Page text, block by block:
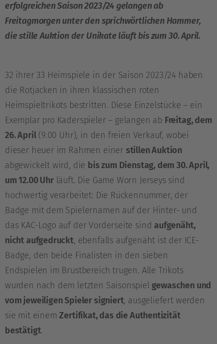
erfolgreichen Saison 2023/24 gelangen ab
Freitagmorgen unter den sprichwörtlichen Hammer,
die stille Auktion der Unikate läuft bis zum 30. April.
32 ihrer 33 Heimspiele in der Saison 2023/24 haben
die Rotjacken in ihren klassischen roten
Heimspieltrikots bestritten. Diese Einzelstücke – ein
Exemplar pro Kaderspieler – gelangen ab Freitag, dem
26. April(9.00 Uhr), in den freien Verkauf, wobei
dieser heuer im Rahmen einer stillen Auktion
abgewickelt wird, die bis zum Dienstag, dem 30. April,
um 12.00 Uhrläuft. Die Game Worn Jerseys sind
hochwertig verarbeitet: Die Rückennummer, der
Badge mit dem Spielernamen auf der Hinter- und
das KAC-Logo auf der Vorderseite sindaufgenäht,
nicht aufgedruckt, ebenfalls aufgenäht ist der ICE-
Badge, den beide Finalisten in den sieben
Endspielen im Brustbereich trugen. Alle Trikots
wurden nach dem letzten Saisonspiel gewaschen und
vom jeweiligen Spieler signiert, ausgeliefert werden
sie mit einemZertifikat, das die Authentizität
bestätigt.